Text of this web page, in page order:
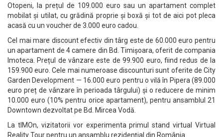
Otopeni, la prețul de 109.000 euro sau un apartament complet
mobilat și utilat, cu grădină proprie și boxă și tot de aici pot pleca
acasă cu un voucher de 3.000 euro cadou.
Cel mai mare discount efectiv din târg este de 60.000 euro pentru
un apartament de 4 camere din Bd. Timișoara, oferit de compania
Imoteca. Prețul de vânzare este de 99.900 euro, fiind redus de la
159.900 euro. Cele mai numeroase discounturi sunt oferite de City
Garden Development — 16.000 euro pentru o vilă în Pipera (89.000
euro preț de vânzare în perioada târgului) și o reducere de minim
10.000 euro (10% pentru orice apartament), pentru ansamblul 21
Downtown dezvoltat pe Bd. Mircea Vodă.
La tIMOn, vizitatorii vor experimenta primul stand virtual Virtual
Reality Tour pentru un ansamblu rezidențial din România.